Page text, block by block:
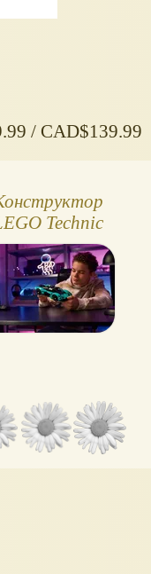
/ CAD$139.99
Technic
Martin
Valkyrie